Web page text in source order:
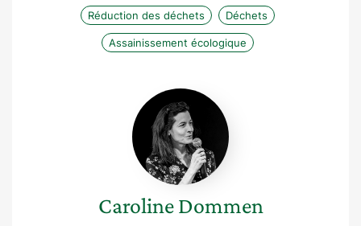
Réduction des déchets Déchets
Assainissement écologique
Caroline
Dommen
Caroline Dommen